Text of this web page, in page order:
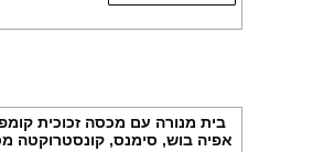
בית מנורה עם מכסה זכוכית
אפיה בוש, סימנס, קונסטרוקטה